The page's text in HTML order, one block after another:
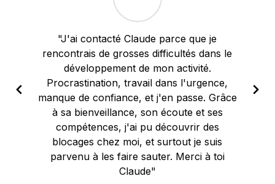
"J'ai contacté Claude parce que je
rencontrais de grosses difficultés dans le
développement de mon activité.
Procrastination, travail dans l'urgence,
manque de confiance, et j'en passe. Grâce
à sa bienveillance, son écoute et ses
compétences, j'ai pu découvrir des
blocages chez moi, et surtout je suis
parvenu à les faire sauter. Merci à toi
Claude"